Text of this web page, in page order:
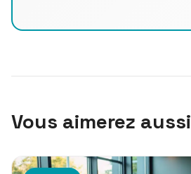
Vous aimerez aussi